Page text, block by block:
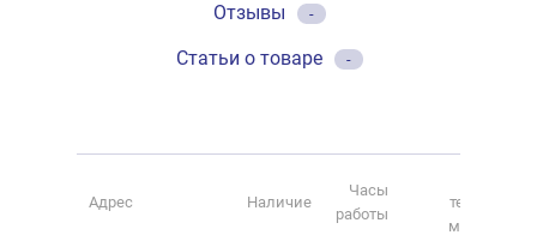
Отзывы
-
Статьи о товаре -
Адрес Наличие
Часы
работы
телефона
магазина